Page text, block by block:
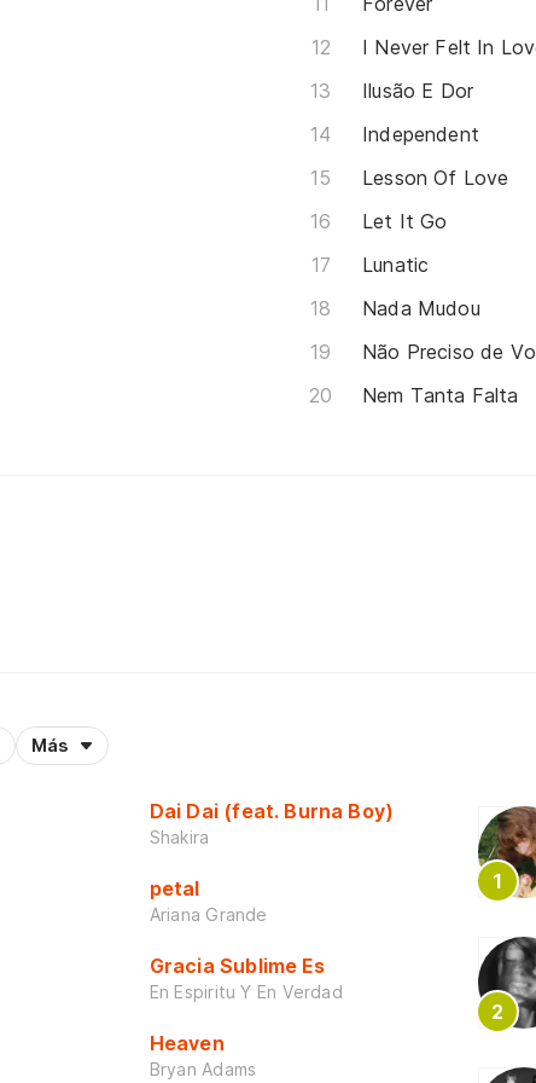
I Never Felt In
Ilusão E Dor
Independent
Lesson Of Love
Let It Go
Lunatic
Nada Mudou
Não Preciso de
Nem Tanta Falta
Más
Dai Dai (feat. Burna Boy)
Shakira
petal
Ariana Grande
Gracia Sublime Es
En Espiritu Y En Verdad
Heaven
Bryan Adams